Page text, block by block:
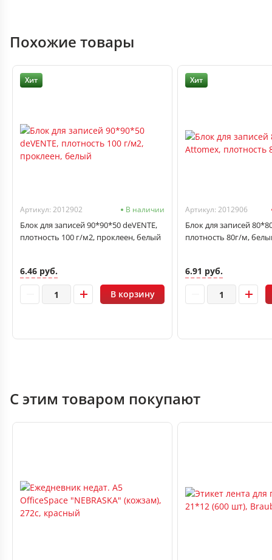
Похожие товары
Хит
Артикул: 2012902 В наличии
Блок для записей 90*90*50 deVENTE,
плотность 100 г/м2, проклеен, белый
6.46 руб.
В корзину
Хит
Артикул: 2012906
Блок для записей
плотность 80г/м,
6.91 руб.
С этим товаром покупают